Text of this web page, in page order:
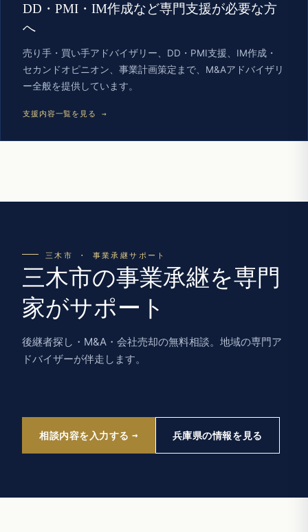
DD・PMI・IM作成など専門支援が必要な方
へ
売り手・買い手アドバイザリー、DD・PMI支援、IM作成・
セカンドオピニオン、事業計画策定まで、M&Aアドバイザリ
ー全般を提供しています。
支援内容一覧を見る →
三木市 · 事業承継サポート
三木市の事業承継を専門
家がサポート
後継者探し・M&A・会社売却の無料相談。地域の専門ア
ドバイザーが伴走します。
相談内容を入力する 兵庫県の情報を見る